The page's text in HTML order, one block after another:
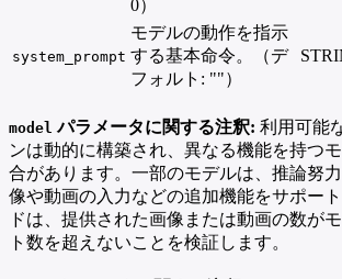
0）
system_prompt
モデルの動作を指示
する基本命令。（デ
フォルト: ""）
model パラメータに関する注釈: 利用可能
ンは動的に構築され、異なる機能を持つ
合があります。一部のモデルは、推論努
像や動画の入力などの追加機能をサポー
ドは、提供された画像または動画の数が
ト数を超えないことを検証します。